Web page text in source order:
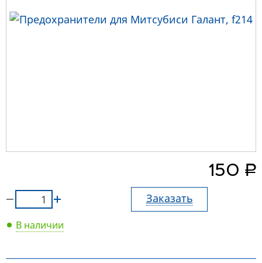
150 руб.
Заказать
В наличии